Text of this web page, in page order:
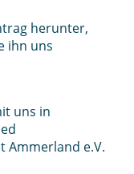
herunter,
ihn uns
uns in
Ammerland e.V.